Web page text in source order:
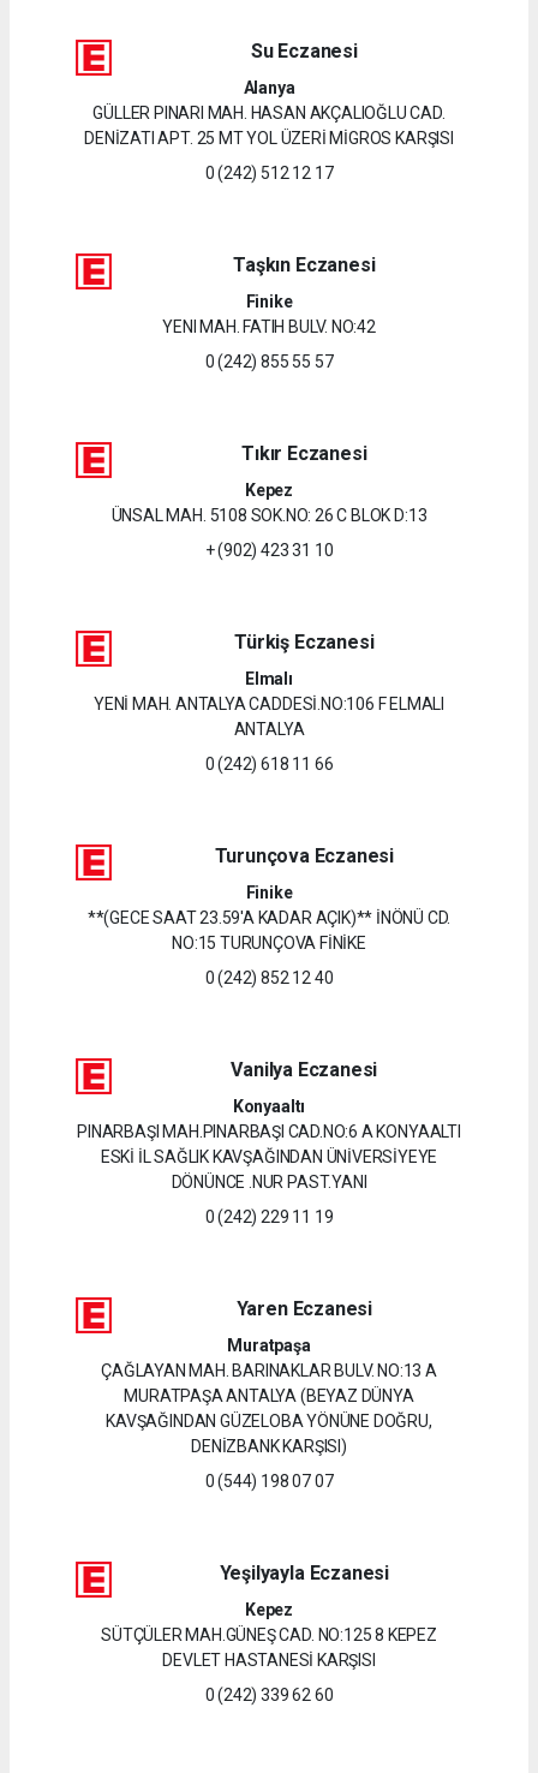
Su Eczanesi
Alanya
GÜLLER PINARI MAH. HASAN AKÇALIOĞLU CAD.
DENİZATI APT. 25 MT YOL ÜZERİ MİGROS KARŞISI
0 (242) 512 12 17
Taşkın Eczanesi
Finike
YENI MAH. FATIH BULV. NO:42
0 (242) 855 55 57
Tıkır Eczanesi
Kepez
ÜNSAL MAH. 5108 SOK.NO: 26 C BLOK D:13
+ (902) 423 31 10
Türkiş Eczanesi
Elmalı
YENİ MAH. ANTALYA CADDESİ.NO:106 F ELMALI
ANTALYA
0 (242) 618 11 66
Turunçova Eczanesi
Finike
**(GECE SAAT 23.59'A KADAR AÇIK)** İNÖNÜ CD.
NO:15 TURUNÇOVA FİNİKE
0 (242) 852 12 40
Vanilya Eczanesi
Konyaaltı
PINARBAŞI MAH.PINARBAŞI CAD.NO:6 A KONYAALTI
ESKİ İL SAĞLIK KAVŞAĞINDAN ÜNİVERSİYEYE
DÖNÜNCE .NUR PAST.YANI
0 (242) 229 11 19
Yaren Eczanesi
Muratpaşa
ÇAĞLAYAN MAH. BARINAKLAR BULV. NO:13 A
MURATPAŞA ANTALYA (BEYAZ DÜNYA
KAVŞAĞINDAN GÜZELOBA YÖNÜNE DOĞRU,
DENİZBANK KARŞISI)
0 (544) 198 07 07
Yeşilyayla Eczanesi
Kepez
SÜTÇÜLER MAH.GÜNEŞ CAD. NO:125 8 KEPEZ
DEVLET HASTANESİ KARŞISI
0 (242) 339 62 60